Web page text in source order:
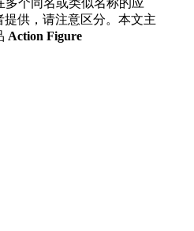
多个同名或类似名称的应
提供，请注意区分。本文主
Action Figure